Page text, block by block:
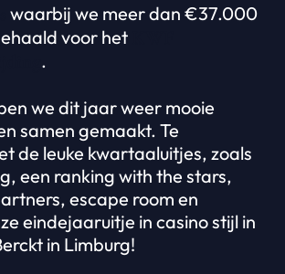
waarbij we meer dan €37.000
voor het
.
we dit jaar weer mooie
samen gemaakt. Te
de leuke kwartaaluitjes, zoals
een ranking with the stars,
escape room en
eindejaaruitje in casino stijl in
in Limburg!